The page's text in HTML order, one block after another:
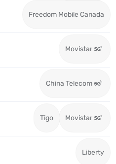
Freedom Mobile Canada
Movistar
China Telecom
Tigo Movistar
Liberty